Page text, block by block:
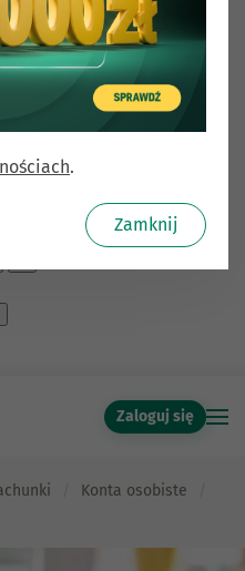
Zaloguj się
Konta osobiste
.
Zamknij